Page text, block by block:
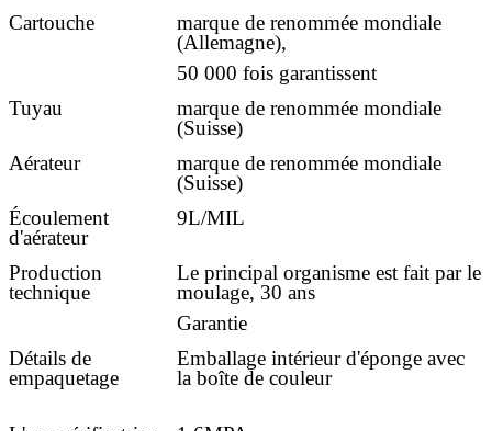
Cartouche
marque de renommée mondiale
(Allemagne),
50 000 fois garantissent
Tuyau
marque de renommée mondiale
(Suisse)
Aérateur
marque de renommée mondiale
(Suisse)
Écoulement
d'aérateur
9L/MIL
Production
technique
Le principal organisme est fait par le
moulage, 30 ans
Garantie
Détails de
empaquetage
Emballage intérieur d'éponge avec
la boîte de couleur